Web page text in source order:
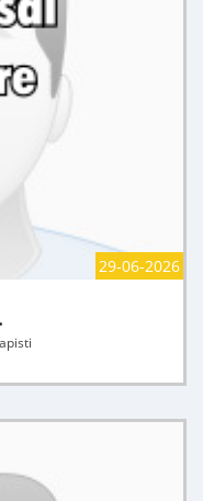
29-06-2026